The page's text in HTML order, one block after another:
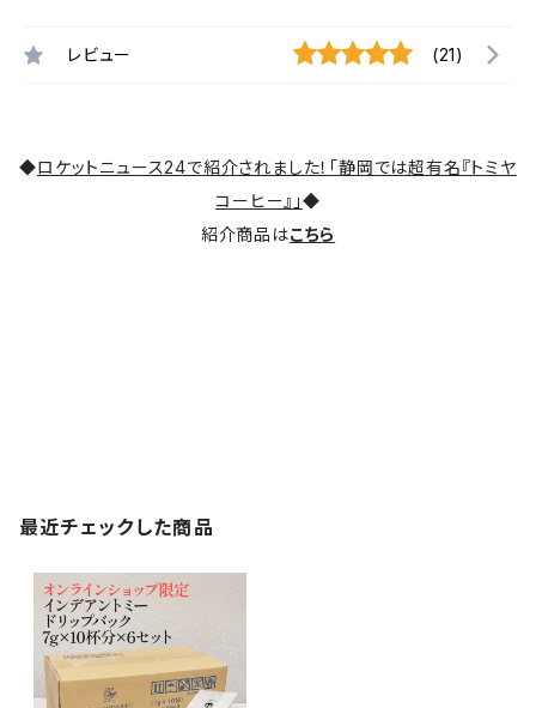
レビュー (21)
◆ロケットニュース24で紹介されました！「静岡では超有名『トミヤ
コーヒー』」◆
紹介商品はこちら
最近チェックした商品